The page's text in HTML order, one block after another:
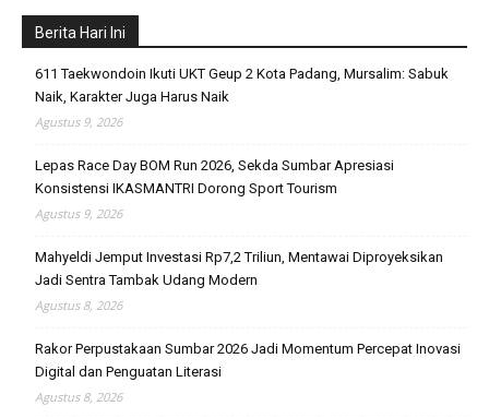
Berita Hari Ini
611 Taekwondoin Ikuti UKT Geup 2 Kota Padang, Mursalim: Sabuk
Naik, Karakter Juga Harus Naik
Agustus 9, 2026
Lepas Race Day BOM Run 2026, Sekda Sumbar Apresiasi
Konsistensi IKASMANTRI Dorong Sport Tourism
Agustus 9, 2026
Mahyeldi Jemput Investasi Rp7,2 Triliun, Mentawai Diproyeksikan
Jadi Sentra Tambak Udang Modern
Agustus 8, 2026
Rakor Perpustakaan Sumbar 2026 Jadi Momentum Percepat Inovasi
Digital dan Penguatan Literasi
Agustus 8, 2026